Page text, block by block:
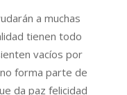
a muchas
tienen todo
vacíos por
forma parte de
da paz felicidad